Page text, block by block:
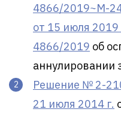
4866/2019~М-
от 15 июля
4866/2019 об
аннулировании
Решение № 2-
21 июля 2014 г.